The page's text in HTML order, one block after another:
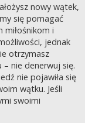
nowy wątek,
się pomagać
i
jednak
otrzymasz
nie denerwuj się.
nie pojawiła się
wątku. Jeśli
swoimi